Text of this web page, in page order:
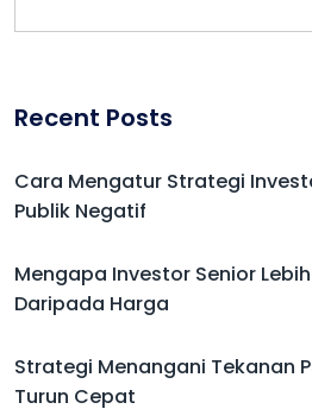
Recent Posts
Cara Mengatur Strategi
Publik Negatif
Mengapa Investor Senior
Daripada Harga
Strategi Menangani Tekanan
Turun Cepat